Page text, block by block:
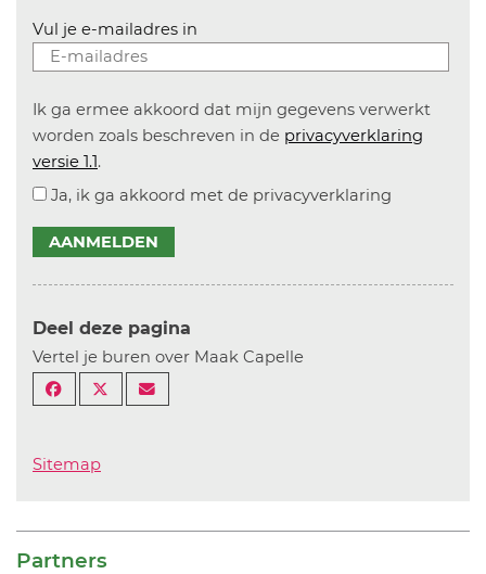
Vul je e-mailadres in
Ik ga ermee akkoord dat mijn gegevens verwerkt
worden zoals beschreven in de privacyverklaring
versie 1.1.
Ja, ik ga akkoord met de privacyverklaring
AANMELDEN
Deel deze pagina
Vertel je buren over Maak Capelle
Sitemap
Partners